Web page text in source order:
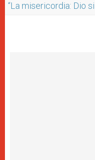
“La misericordia: Dio